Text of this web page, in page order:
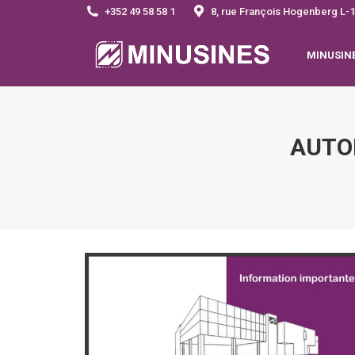
+352 49 58 58 1 8, rue François Hogenberg L-